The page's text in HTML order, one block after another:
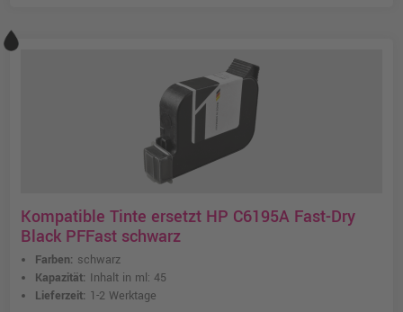
Kompatible Tinte ersetzt HP C6195A Fast-Dry
Black PFFast schwarz
Farben: schwarz
Kapazität: Inhalt in ml: 45
Lieferzeit: 1-2 Werktage